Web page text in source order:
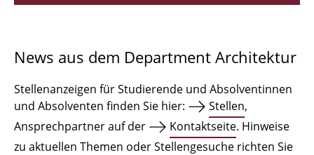
Qualifikationsprofil
Institute
Einrichtungen
News aus dem Department Architektur
Stellenanzeigen für Studierende und Absolventinnen
und Absolventen finden Sie hier:
Stellen,
Ansprechpartner auf der
Kontaktseite. Hinweise
zu aktuellen Themen oder Stellengesuche richten Sie